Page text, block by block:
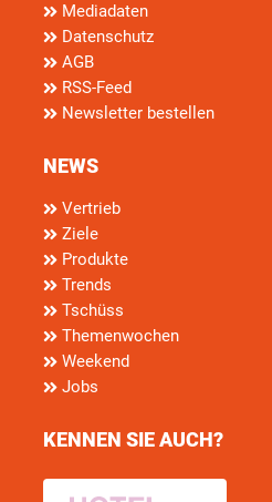
Mediadaten
Datenschutz
AGB
RSS-Feed
Newsletter bestellen
NEWS
Vertrieb
Ziele
Produkte
Trends
Tschüss
Themenwochen
Weekend
Jobs
KENNEN SIE AUCH?